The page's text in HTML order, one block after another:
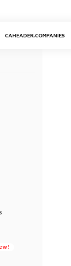
CAHEADER.COMPANIES